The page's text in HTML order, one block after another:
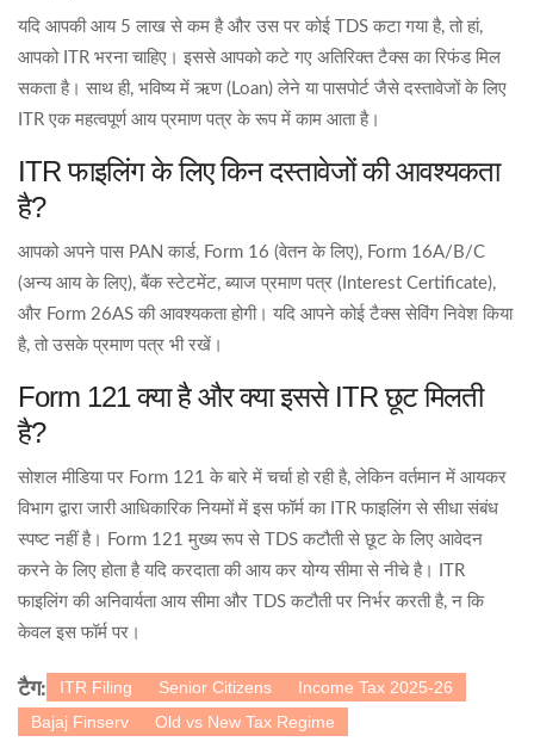
यदि आपकी आय 5 लाख से कम है और उस पर कोई TDS कटा गया है, तो हां,
आपको ITR भरना चाहिए। इससे आपको कटे गए अतिरिक्त टैक्स का रिफंड मिल
सकता है। साथ ही, भविष्य में ऋण (Loan) लेने या पासपोर्ट जैसे दस्तावेजों के लिए
ITR एक महत्वपूर्ण आय प्रमाण पत्र के रूप में काम आता है।
ITR फाइलिंग के लिए किन दस्तावेजों की आवश्यकता
है?
आपको अपने पास PAN कार्ड, Form 16 (वेतन के लिए), Form 16A/B/C
(अन्य आय के लिए), बैंक स्टेटमेंट, ब्याज प्रमाण पत्र (Interest Certificate),
और Form 26AS की आवश्यकता होगी। यदि आपने कोई टैक्स सेविंग निवेश किया
है, तो उसके प्रमाण पत्र भी रखें।
Form 121 क्या है और क्या इससे ITR छूट मिलती
है?
सोशल मीडिया पर Form 121 के बारे में चर्चा हो रही है, लेकिन वर्तमान में आयकर
विभाग द्वारा जारी आधिकारिक नियमों में इस फॉर्म का ITR फाइलिंग से सीधा संबंध
स्पष्ट नहीं है। Form 121 मुख्य रूप से TDS कटौती से छूट के लिए आवेदन
करने के लिए होता है यदि करदाता की आय कर योग्य सीमा से नीचे है। ITR
फाइलिंग की अनिवार्यता आय सीमा और TDS कटौती पर निर्भर करती है, न कि
केवल इस फॉर्म पर।
टैग: ITR Filing Senior Citizens
Income Tax 2025-26
Bajaj Finserv
Old vs New Tax Regime